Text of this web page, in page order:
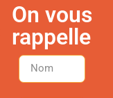
On vous
rappelle